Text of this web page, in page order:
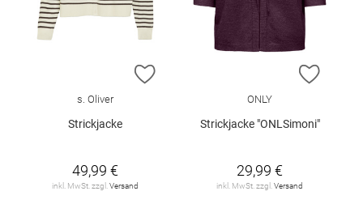
ZUR WUNSCHLISTE HINZUFÜGEN
s. Oliver
Strickjacke
49,99 €
inkl. MwSt. zzgl. Versand
ZUR
ONLY
Strickjacke "ONLSimoni"
29,99 €
inkl. MwSt. zzgl. Versand